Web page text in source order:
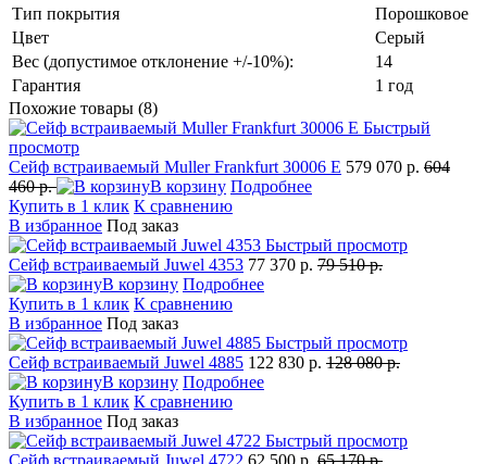
Тип покрытия
Порошковое
Цвет
Серый
Вес (допустимое отклонение +/-10%):
14
Гарантия
1 год
Похожие товары (8)
Быстрый
просмотр
Сейф встраиваемый Muller Frankfurt 30006 E 579 070 р. 604
460 р.
В корзину Подробнее
Купить в 1 клик К сравнению
В избранное Под заказ
Быстрый просмотр
Сейф встраиваемый Juwel 4353 77 370 р. 79 510 р.
В корзину Подробнее
Купить в 1 клик К сравнению
В избранное Под заказ
Быстрый просмотр
Сейф встраиваемый Juwel 4885 122 830 р. 128 080 р.
В корзину Подробнее
Купить в 1 клик К сравнению
В избранное Под заказ
Быстрый просмотр
Сейф встраиваемый Juwel 4722 62 500 р. 65 170 р.